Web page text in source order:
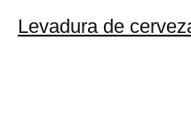
Levadura de